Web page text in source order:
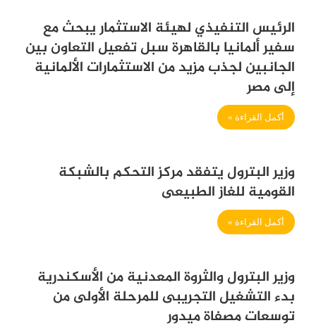
الرئيس التنفيذي لهيئة الاستثمار يبحث مع
سفير ألمانيا بالقاهرة سبل تفعيل التعاون بين
الجانبين لجذب مزيد من الاستثمارات الألمانية
إلى مصر
أكمل القراءة »
وزير البترول يتفقد مركز التحكم بالشبكة
القومية للغاز الطبيعى
أكمل القراءة »
وزير البترول والثروة المعدنية من الأسكندرية
بدء التشغيل التجريبى للمرحلة الأولى من
توسعات مصفاة ميدور